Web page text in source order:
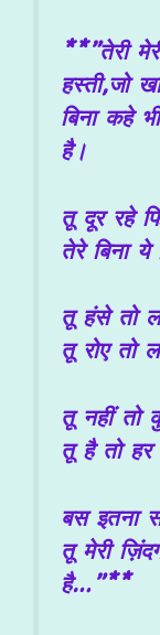
**”तेरी
हस्ती,जो
बिना कहे
है।
तू दूर रहे
तेरे बिना
तू हंसे तो
तू रोए तो
तू नहीं तो
तू है तो
बस इतना
तू मेरी
है…”**